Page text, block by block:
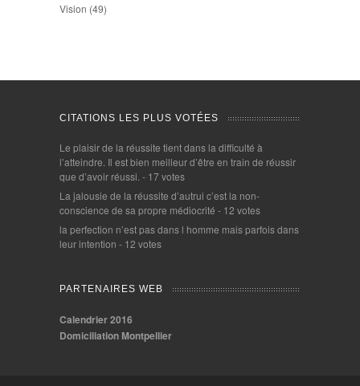
Vision (49)
CITATIONS LES PLUS VOTÉES
Le plaisir de la réussite tient dans la difficulté à
l’atteindre. Il est bien meilleur d’être en train de réussir
que d’avoir réussi. - 17 votes
La jalousie de la réussite d’autrui c’est la non-
conscience de sa propre médiocrité - 12 votes
la perfection n’est pas dans l homme mais parfois dans
leur intention - 12 votes
PARTENAIRES WEB
Calendrier 2016
Domiciliation Montpellier